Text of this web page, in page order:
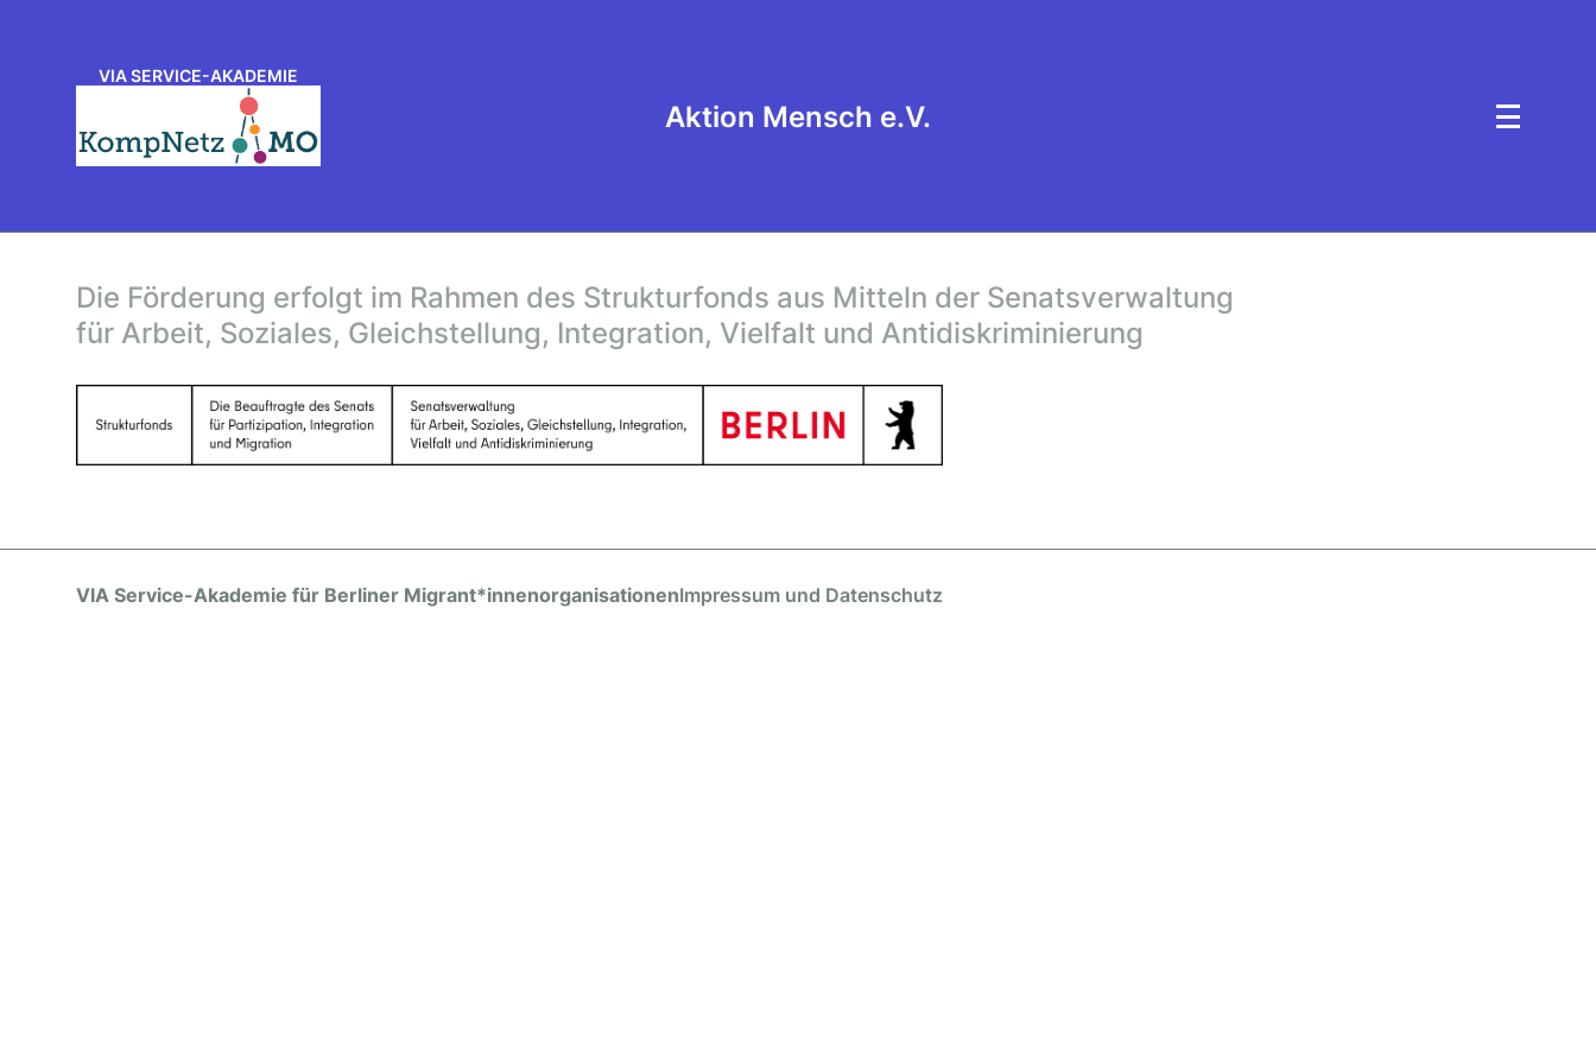
Aktion Mensch e.V.
VIA SERVICE-AKADEMIE
Die Förderung erfolgt im Rahmen des Strukturfonds aus Mitteln der Senatsverwaltung
für Arbeit, Soziales, Gleichstellung, Integration, Vielfalt und Antidiskriminierung
VIA Service-Akademie für Berliner Migrant*innenorganisationenImpressum und Datenschutz